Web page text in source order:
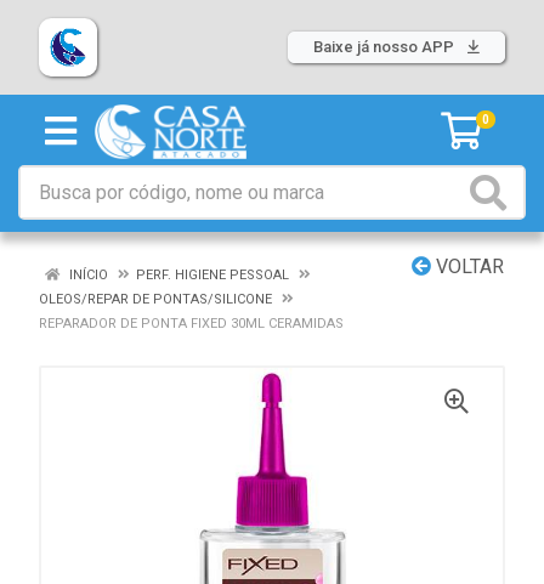
Baixe já nosso APP
0
VOLTAR
INÍCIO
PERF. HIGIENE PESSOAL
OLEOS/REPAR DE PONTAS/SILICONE
REPARADOR DE PONTA FIXED 30ML CERAMIDAS